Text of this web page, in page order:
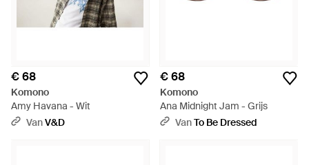
€ 68
Komono
Amy Havana - Wit
VanV&D
€ 68
Komono
Ana Midnight Jam - Grijs
VanTo Be Dressed